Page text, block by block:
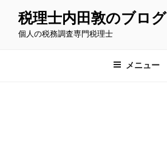
税理士内田敦のブログ
個人の税務調査専門税理士
メニュー